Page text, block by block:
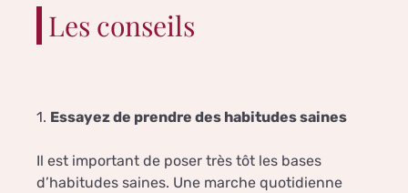
Les conseils
1. Essayez de prendre des habitudes saines
Il est important de poser très tôt les bases
d’habitudes saines. Une marche quotidienne